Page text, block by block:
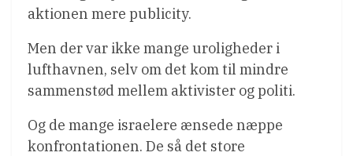
aktionen mere publicity.
Men der var ikke mange uroligheder i
lufthavnen, selv om det kom til mindre
sammenstød mellem aktivister og politi.
Og de mange israelere ænsede næppe
konfrontationen. De så det store